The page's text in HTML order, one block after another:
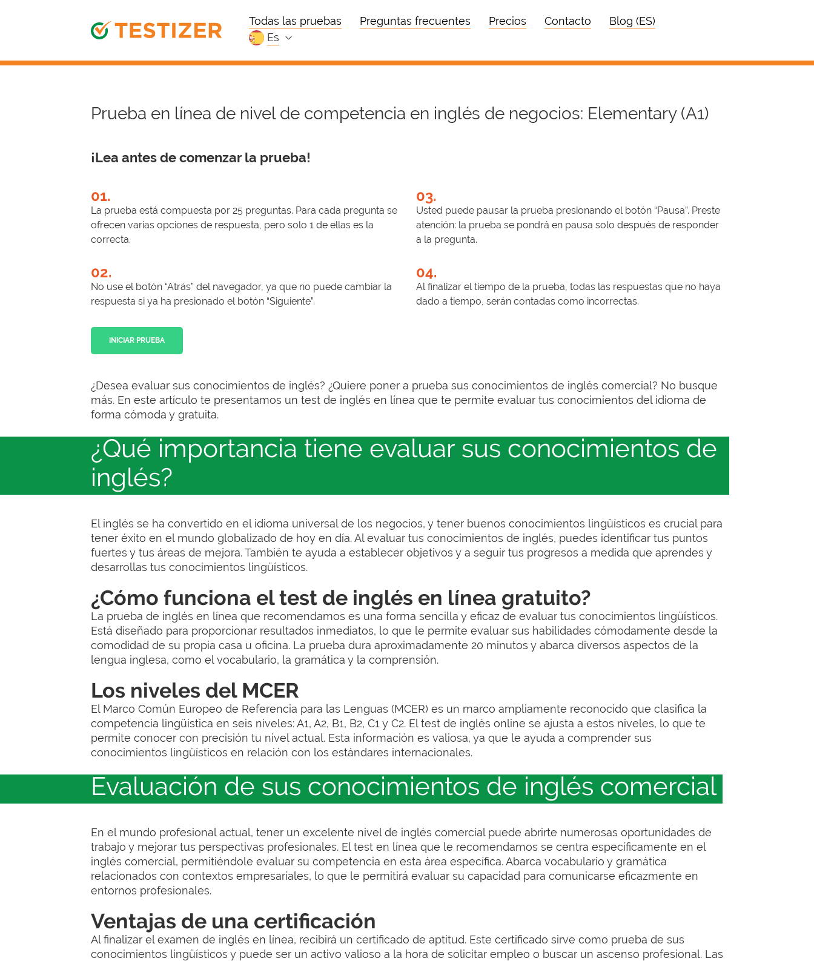
Todas las pruebas Preguntas frecuentes Precios Contacto
Blog (ES)
es
Prueba en línea de nivel de competencia en inglés de negocios: Elementary (A1)
¡Lea antes de comenzar la prueba!
01.
La prueba está compuesta por 25 preguntas. Para cada pregunta se
ofrecen varias opciones de respuesta, pero solo 1 de ellas es la
correcta.
02.
No use el botón “Atrás” del navegador, ya que no puede cambiar la
respuesta si ya ha presionado el botón “Siguiente”.
03.
Usted puede pausar la prueba presionando el botón “Pausa”. Preste
atención: la prueba se pondrá en pausa solo después de responder
a la pregunta.
04.
Al finalizar el tiempo de la prueba, todas las respuestas que no haya
dado a tiempo, serán contadas como incorrectas.
INICIAR PRUEBA
¿Desea evaluar sus conocimientos de inglés? ¿Quiere poner a prueba sus conocimientos de inglés comercial? No busque
más. En este artículo te presentamos un test de inglés en línea que te permite evaluar tus conocimientos del idioma de
forma cómoda y gratuita.
¿Qué importancia tiene evaluar sus conocimientos de
inglés?
El inglés se ha convertido en el idioma universal de los negocios, y tener buenos conocimientos lingüísticos es crucial para
tener éxito en el mundo globalizado de hoy en día. Al evaluar tus conocimientos de inglés, puedes identificar tus puntos
fuertes y tus áreas de mejora. También te ayuda a establecer objetivos y a seguir tus progresos a medida que aprendes y
desarrollas tus conocimientos lingüísticos.
¿Cómo funciona el test de inglés en línea gratuito?
La prueba de inglés en línea que recomendamos es una forma sencilla y eficaz de evaluar tus conocimientos lingüísticos.
Está diseñado para proporcionar resultados inmediatos, lo que le permite evaluar sus habilidades cómodamente desde la
comodidad de su propia casa u oficina. La prueba dura aproximadamente 20 minutos y abarca diversos aspectos de la
lengua inglesa, como el vocabulario, la gramática y la comprensión.
Los niveles del MCER
El Marco Común Europeo de Referencia para las Lenguas (MCER) es un marco ampliamente reconocido que clasifica la
competencia lingüística en seis niveles: A1, A2, B1, B2, C1 y C2. El test de inglés online se ajusta a estos niveles, lo que te
permite conocer con precisión tu nivel actual. Esta información es valiosa, ya que le ayuda a comprender sus
conocimientos lingüísticos en relación con los estándares internacionales.
Evaluación de sus conocimientos de inglés comercial
En el mundo profesional actual, tener un excelente nivel de inglés comercial puede abrirte numerosas oportunidades de
trabajo y mejorar tus perspectivas profesionales. El test en línea que le recomendamos se centra específicamente en el
inglés comercial, permitiéndole evaluar su competencia en esta área específica. Abarca vocabulario y gramática
relacionados con contextos empresariales, lo que le permitirá evaluar su capacidad para comunicarse eficazmente en
entornos profesionales.
Ventajas de una certificación
Al finalizar el examen de inglés en línea, recibirá un certificado de aptitud. Este certificado sirve como prueba de sus
conocimientos lingüísticos y puede ser un activo valioso a la hora de solicitar empleo o buscar un ascenso profesional. Las